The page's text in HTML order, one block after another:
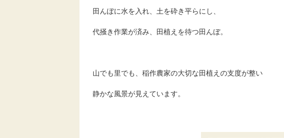
田んぼに水を入れ、土を砕き平らにし、
代掻き作業が済み、田植えを待つ田んぼ。
山でも里でも、稲作農家の大切な田植えの支度が整い
静かな風景が見えています。